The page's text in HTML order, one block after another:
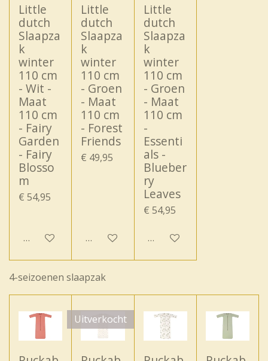
Little
dutch
Slaapza
k
winter
110 cm
- Wit -
Maat
110 cm
- Fairy
Garden
- Fairy
Blosso
m
€ 54,95
In winkelwagen
Little
dutch
Slaapza
k
winter
110 cm
- Groen
- Maat
110 cm
- Forest
Friends
€ 49,95
In winkelwagen
Little
dutch
Slaapza
k
winter
110 cm
- Groen
- Maat
110 cm
-
Essenti
als -
Blueber
ry
Leaves
€ 54,95
In winkelwagen
4-seizoenen slaapzak
Uitverkocht